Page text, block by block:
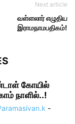
Next article
வள்ளலார் எழுதிய
இராமநாமபதிகம்!
கோயில்
நாளில்..!
-